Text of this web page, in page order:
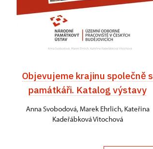
Objevujeme krajinu společně s
památkáři. Katalog výstavy
Anna Svobodová, Marek Ehrlich, Kateřina
Kadeřábková Vitochová